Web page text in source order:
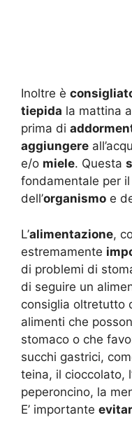
Inoltre è
tiepida la mattina
prima di
aggiungere
e/o miele. Questa
fondamentale per il
dell’organismo e
L’alimentazione,
estremamente
di problemi di
di seguire un
consiglia oltretutto
alimenti che
stomaco o che
succhi gastrici,
teina, il cioccolato,
peperoncino, la
E’ importante